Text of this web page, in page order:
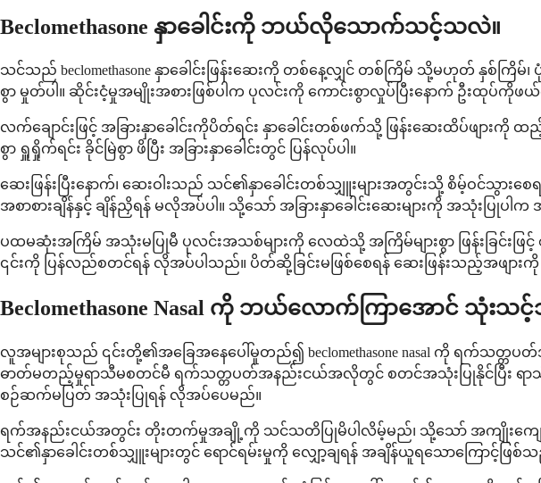
Beclomethasone နှာခေါင်းကို ဘယ်လိုသောက်သင့်သလဲ။
သင်သည် beclomethasone နှာခေါင်းဖြန်းဆေးကို တစ်နေ့လျှင် တစ်ကြိမ် သို့မဟုတ် နှစ်ကြိ
စွာ မှုတ်ပါ။ ဆိုင်းငံ့မှုအမျိုးအစားဖြစ်ပါက ပုလင်းကို ကောင်းစွာလှုပ်ပြီးနောက် ဦးထုပ်ကို
လက်ချောင်းဖြင့် အခြားနှာခေါင်းကိုပိတ်ရင်း နှာခေါင်းတစ်ဖက်သို့ ဖြန်းဆေးထိပ်ဖျာ
စွာ ရှူရှိုက်ရင်း ခိုင်မြဲစွာ ဖိပြီး အခြားနှာခေါင်းတွင် ပြန်လုပ်ပါ။
ဆေးဖြန်းပြီးနောက်၊ ဆေးဝါးသည် သင်၏နှာခေါင်းတစ်သျှူးများအတွင်းသို့ စိမ့်ဝင်သွာ
အစာစားချိန်နှင့် ချိန်ညှိရန် မလိုအပ်ပါ။ သို့သော် အခြားနှာခေါင်းဆေးများကို အသုံးပြုပါက
ပထမဆုံးအကြိမ် အသုံးမပြုမီ ပုလင်းအသစ်များကို လေထဲသို့ အကြိမ်များစွာ ဖြန်းခြင်
၎င်းကို ပြန်လည်စတင်ရန် လိုအပ်ပါသည်။ ပိတ်ဆို့ခြင်းမဖြစ်စေရန် ဆေးဖြန်းသည့်အဖျားကို ပုံမှ
Beclomethasone Nasal ကို ဘယ်လောက်ကြာအောင် သုံးသ
လူအများစုသည် ၎င်းတို့၏အခြေအနေပေါ်မူတည်၍ beclomethasone nasal ကို
ဓာတ်မတည့်မှုရာသီမစတင်မီ ရက်သတ္တပတ်အနည်းငယ်အလိုတွင် စတင်အသုံးပြုနိုင်ပြီး
စဉ်ဆက်မပြတ် အသုံးပြုရန် လိုအပ်ပေမည်။
ရက်အနည်းငယ်အတွင်း တိုးတက်မှုအချို့ကို သင်သတိပြုမိပါလိမ့်မည်၊ သို့သော် အကျိုးကျေးဇူ
သင်၏နှာခေါင်းတစ်သျှူးများတွင် ရောင်ရမ်းမှုကို လျှော့ချရန် အချိန်ယူရသောကြောင့်ဖြ